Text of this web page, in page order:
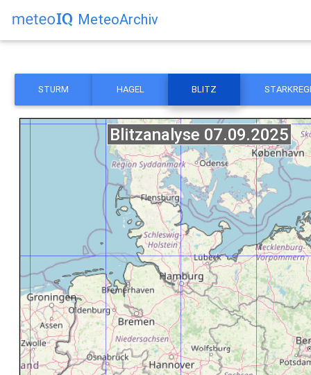
MeteoArchiv
STURM HAGEL BLITZ